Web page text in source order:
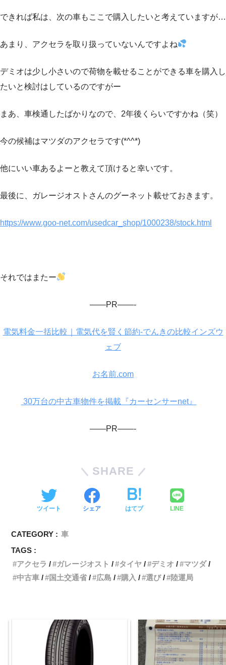
できれば私は、次の車もここで購入したいと考えていますが…
あまり、アクセラを取り扱っていないんですよね
デミオは少し小さいので荷物を載せることができる車を購入し
たいと検討はしているのですがー
まあ、車検通したばかりなので、2年後くらいですかね（笑）
今の候補はマツダのアクセラです(*^^*)
他にいい車あるよーと教えて頂けると幸いです。
最後に、ガレージオストさんのグーネット載せておきます。
https://www.goo-net.com/usedcar_shop/1000238/stock.html
それではまたー
——PR——-
電気料金一括比較｜電気代を賢く節約-でんきの比較インズウ
ェブ
お名前.com
30万台の中古車物件を掲載『カーセンサーnet』
——PR——-
SHARE
ツイート シェア はてブ LINE
CATEGORY : 車
TAGS :
アクセラ
ガレージオスト タイヤ デミオ
マツダ
中古車
国土交通省 広島 購入 選び 陸運局